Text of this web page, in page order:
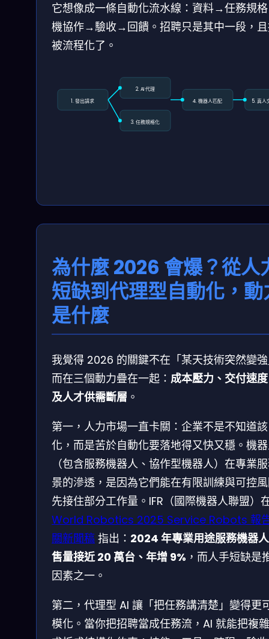
它想像成一條自動化流水線：資料→任務規
機協作→驗收→回饋。招聘只是其中一段，
被流程化了。
1. 發出請求
2. AI 代理
3. 任務規格化
4. 機器人匹配 5. 真人
為什麼 2026 會爆？從人
短缺到代理型自動化，動
是什麼
我覺得 2026 的關鍵不在「某天技術突然變
而在三個動力疊在一起： 成本壓力、交付速
及人才供需斷層 。
第一，人力市場一直卡關：企業不是不知道
化，而是苦於自動化要落地得又快又穩。機
（包含服務機器人、協作型機器人）在專業
景的滲透，是因為它們能在有限訓練與可控
先接住部分工作量。IFR（國際機器人聯盟）
World Robotics 2025 Service Robots 報
關新聞稿 指出： 2024 年專業用途服務機器
售量接近 20 萬台、年增 9% ，而人手短缺是
因素之一。
第二，代理型 AI 讓「把任務講清楚」變得更
模化。當你把招聘當成任務流，AI 就能把複